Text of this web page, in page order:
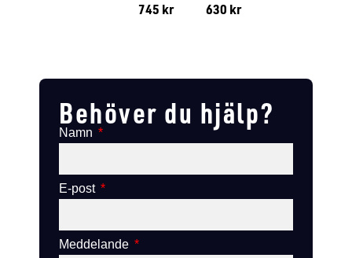
745 kr
630 kr
Behöver du hjälp?
Namn
E-post
Meddelande